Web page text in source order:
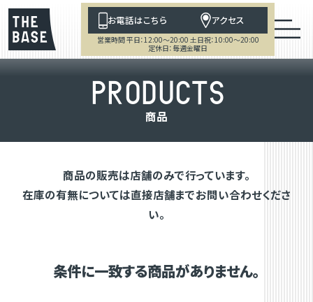
お電話はこちら アクセス
営業時間 平日：12:00～20:00 土日祝：10:00～20:00
定休日：毎週金曜日
PRODUCTS
商品
商品の販売は店舗のみで行っています。
在庫の有無については直接店舗までお問い合わせくださ
い。
条件に一致する商品がありません。